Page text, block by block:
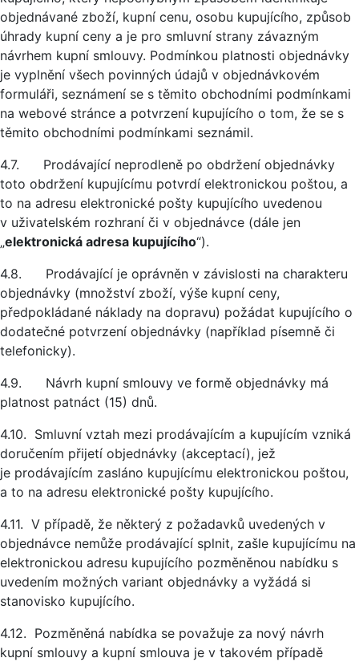
objednávané zboží, kupní cenu, osobu kupujícího, způsob
úhrady kupní ceny a je pro smluvní strany závazným
návrhem kupní smlouvy. Podmínkou platnosti objednávky
je vyplnění všech povinných údajů v objednávkovém
formuláři, seznámení se s těmito obchodními podmínkami
na webové stránce a potvrzení kupujícího o tom, že se s
těmito obchodními podmínkami seznámil.
4.7. Prodávající neprodleně po obdržení objednávky
toto obdržení kupujícímu potvrdí elektronickou poštou, a
to na adresu elektronické pošty kupujícího uvedenou
v uživatelském rozhraní či v objednávce (dále jen
„elektronická adresa kupujícího“).
4.8. Prodávající je oprávněn v závislosti na charakteru
objednávky (množství zboží, výše kupní ceny,
předpokládané náklady na dopravu) požádat kupujícího o
dodatečné potvrzení objednávky (například písemně či
telefonicky).
4.9. Návrh kupní smlouvy ve formě objednávky má
platnost patnáct (15) dnů.
4.10. Smluvní vztah mezi prodávajícím a kupujícím vzniká
doručením přijetí objednávky (akceptací), jež
je prodávajícím zasláno kupujícímu elektronickou poštou,
a to na adresu elektronické pošty kupujícího.
4.11. V případě, že některý z požadavků uvedených v
objednávce nemůže prodávající splnit, zašle kupujícímu na
elektronickou adresu kupujícího pozměněnou nabídku s
uvedením možných variant objednávky a vyžádá si
stanovisko kupujícího.
4.12. Pozměněná nabídka se považuje za nový návrh
kupní smlouvy a kupní smlouva je v takovém případě